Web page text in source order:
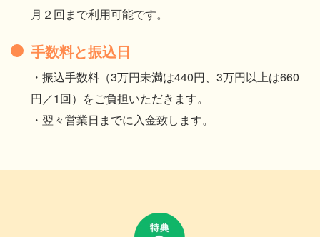
月２回まで利用可能です。
手数料と振込日
・振込手数料（3万円未満は440円、3万円以上は660
円／1回）をご負担いただきます。
・翌々営業日までに入金致します。